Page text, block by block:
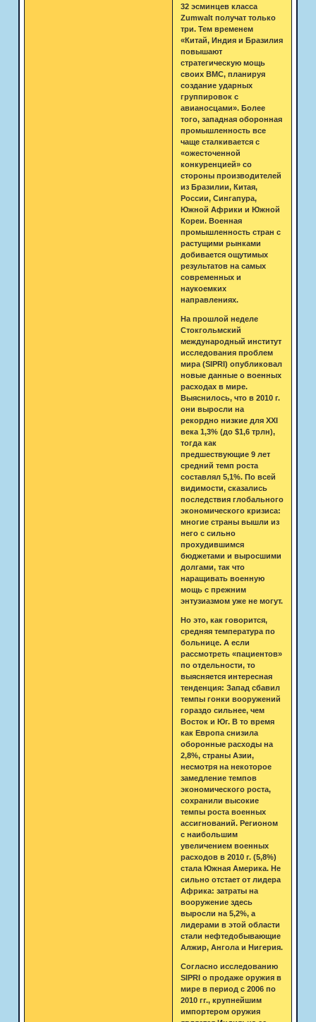
32 эсминцев класса
Zumwalt получат только
три. Тем временем
«Китай, Индия и Бразилия
повышают
стратегическую мощь
своих ВМС, планируя
создание ударных
группировок с
авианосцами». Более
того, западная оборонная
промышленность все
чаще сталкивается с
«ожесточенной
конкуренцией» со
стороны производителей
из Бразилии, Китая,
России, Сингапура,
Южной Африки и Южной
Кореи. Военная
промышленность стран с
растущими рынками
добивается ощутимых
результатов на самых
современных и
наукоемких
направлениях.
На прошлой неделе
Стокгольмский
международный институт
исследования проблем
мира (SIPRI) опубликовал
новые данные о военных
расходах в мире.
Выяснилось, что в 2010 г.
они выросли на
рекордно низкие для XXI
века 1,3% (до $1,6 трлн),
тогда как
предшествующие 9 лет
средний темп роста
составлял 5,1%. По всей
видимости, сказались
последствия глобального
экономического кризиса:
многие страны вышли из
него с сильно
прохудившимся
бюджетами и выросшими
долгами, так что
наращивать военную
мощь с прежним
энтузиазмом уже не могут.
Но это, как говорится,
средняя температура по
больнице. А если
рассмотреть «пациентов»
по отдельности, то
выясняется интересная
тенденция: Запад сбавил
темпы гонки вооружений
гораздо сильнее, чем
Восток и Юг. В то время
как Европа снизила
оборонные расходы на
2,8%, страны Азии,
несмотря на некоторое
замедление темпов
экономического роста,
сохранили высокие
темпы роста военных
ассигнований. Регионом
с наибольшим
увеличением военных
расходов в 2010 г. (5,8%)
стала Южная Америка. Не
сильно отстает от лидера
Африка: затраты на
вооружение здесь
выросли на 5,2%, а
лидерами в этой области
стали нефтедобывающие
Алжир, Ангола и Нигерия.
Согласно исследованию
SIPRI о продаже оружия в
мире в период с 2006 по
2010 гг., крупнейшим
импортером оружия